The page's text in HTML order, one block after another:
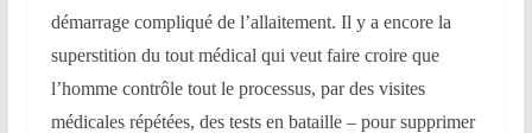
démarrage compliqué de l’allaitement. Il y a encore la
superstition du tout médical qui veut faire croire que
l’homme contrôle tout le processus, par des visites
médicales répétées, des tests en bataille – pour supprimer